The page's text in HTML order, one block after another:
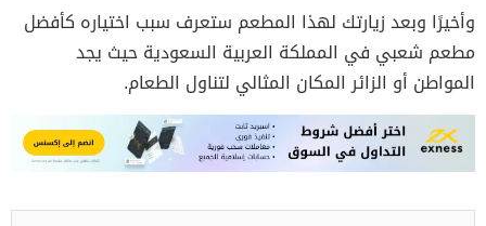
وأخيرًا وبعد زيارتك لهذا المطعم ستعرف سبب اختياره كأفضل
مطعم شعبي في المملكة العربية السعودية حيث يجد
المواطن أو الزائر المكان المثالي لتناول الطعام.